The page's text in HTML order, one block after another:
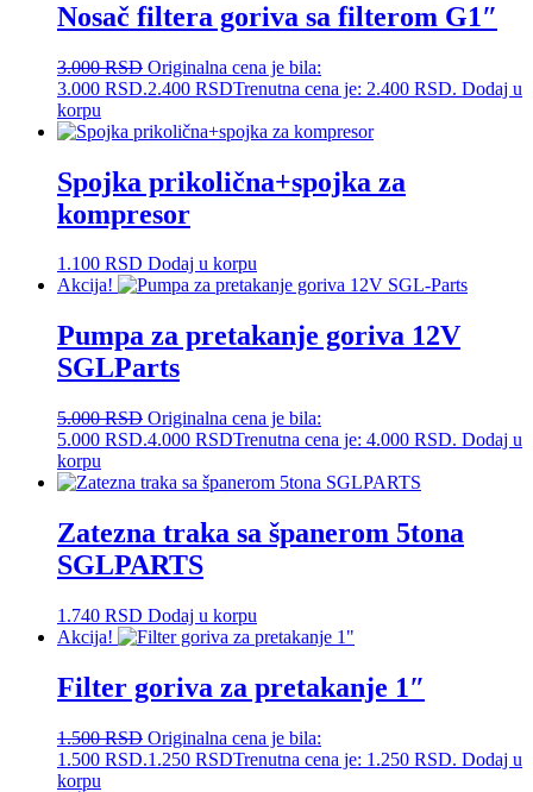
Nosač filtera goriva sa filterom G1″
3.000RSD Originalna cena je bila:
3.000 RSD.2.400 RSDTrenutna cena je: 2.400 RSD. Dodaj u
korpu
Spojka prikolična+spojka za
kompresor
1.100 RSD Dodaj u korpu
Akcija!
Pumpa za pretakanje goriva 12V
SGLParts
5.000RSD Originalna cena je bila:
5.000 RSD.4.000 RSDTrenutna cena je: 4.000 RSD. Dodaj u
korpu
Zatezna traka sa španerom 5tona
SGLPARTS
1.740 RSD Dodaj u korpu
Akcija!
Filter goriva za pretakanje 1″
1.500RSD Originalna cena je bila:
1.500 RSD.1.250 RSDTrenutna cena je: 1.250 RSD. Dodaj u
korpu